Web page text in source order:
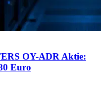
OY-ADR Aktie:
Euro